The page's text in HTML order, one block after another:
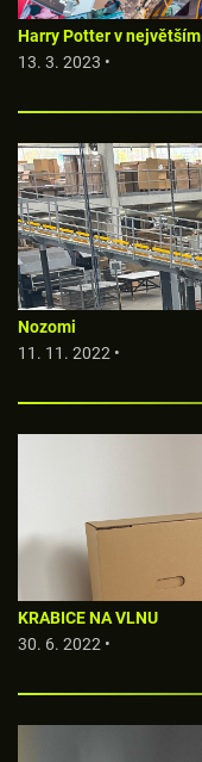
Harry Potter v
13. 3. 2023 •
Nozomi
11. 11. 2022 •
KRABICE NA VLNU
30. 6. 2022 •